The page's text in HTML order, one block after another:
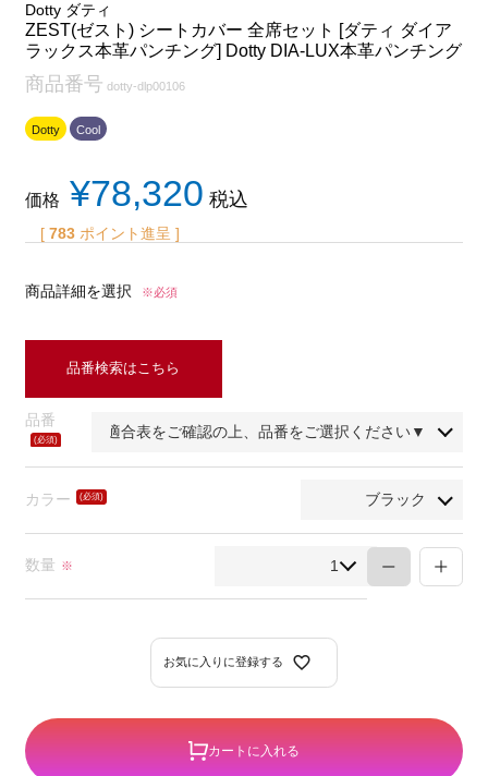
Dotty ダティ
ZEST(ゼスト) シートカバー 全席セット [ダティ ダイア
ラックス本革パンチング] Dotty DIA-LUX本革パンチング
商品番号 dotty-dlp00106
Dotty Cool
価格 ¥78,320 税込
[ 783 ポイント進呈 ]
商品詳細を選択 ※必須
品番検索はこちら
品番
カラー
須)
お気に入りに登録する
数量 ※
カートに入れる